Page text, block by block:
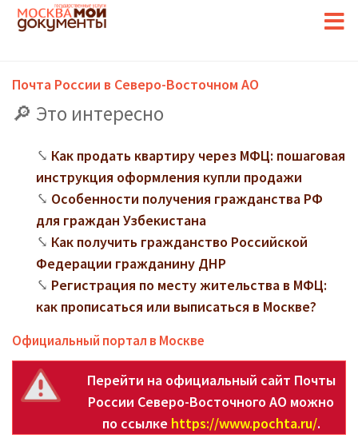
Почта России в Северо-Восточном АО
Это интересно
Как продать квартиру через МФЦ: пошаговая
инструкция оформления купли продажи
Особенности получения гражданства РФ
для граждан Узбекистана
Как получить гражданство Российской
Федерации гражданину ДНР
Регистрация по месту жительства в МФЦ:
как прописаться или выписаться в Москве?
Официальный портал в Москве
Перейти на официальный сайт Почты
России Северо-Восточного АО можно
по ссылке https://www.pochta.ru/.